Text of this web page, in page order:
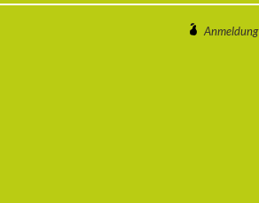
Anmeldung